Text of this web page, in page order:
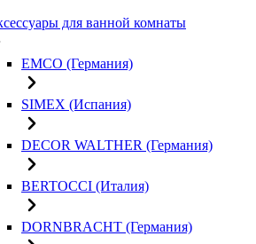
для ванной комнаты
EMCO (Германия)
SIMEX (Испания)
DECOR WALTHER (Германия)
BERTOCCI (Италия)
DORNBRACHT (Германия)